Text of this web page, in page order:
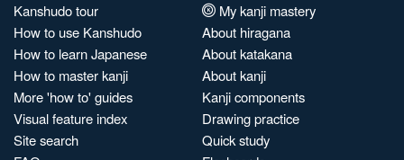
Kanshudo tour
How to use Kanshudo
How to learn Japanese
How to master kanji
More 'how to' guides
Visual feature index
Site search
My kanji mastery
About hiragana
About katakana
About kanji
Kanji components
Drawing practice
Quick study